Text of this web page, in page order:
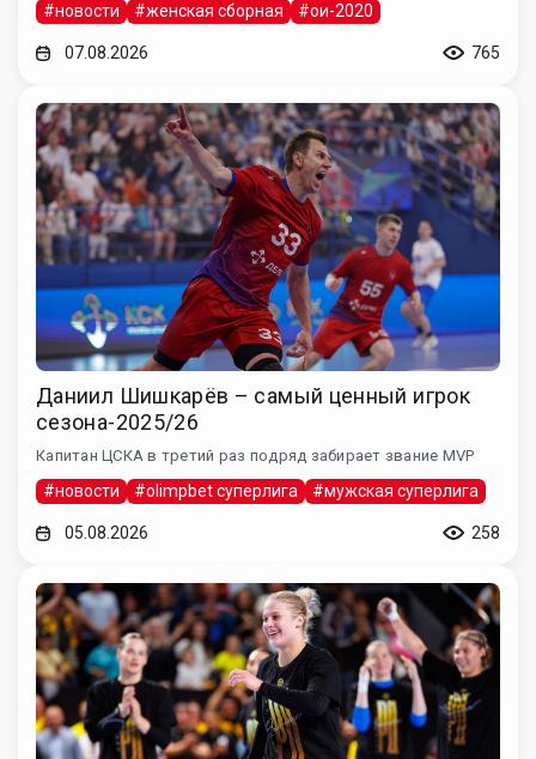
#новости #женская сборная #ои-2020
07.08.2026 765
Даниил Шишкарёв – самый ценный игрок
сезона-2025/26
Капитан ЦСКА в третий раз подряд забирает звание MVP
#новости #olimpbet суперлига #мужская суперлига
05.08.2026 258